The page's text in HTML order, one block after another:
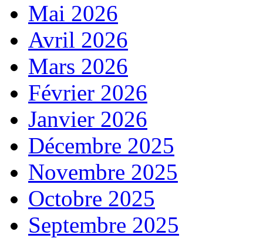
Mai 2026
Avril 2026
Mars 2026
Février 2026
Janvier 2026
Décembre 2025
Novembre 2025
Octobre 2025
Septembre 2025